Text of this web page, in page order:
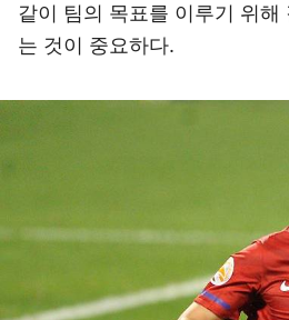
같이 팀의 목표를 이루기 위
는 것이 중요하다.